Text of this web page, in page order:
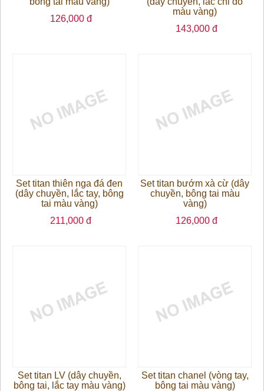
126,000 đ
màu vàng)
143,000 đ
Set titan thiên nga đá đen
(dây chuyền, lắc tay, bông
tai màu vàng)
211,000 đ
Set titan bướm xà cừ (dây
chuyền, bông tai màu
vàng)
126,000 đ
Set titan LV (dây chuyền,
bông tai, lắc tay màu vàng)
Set titan chanel (vòng tay,
bông tai màu vàng)